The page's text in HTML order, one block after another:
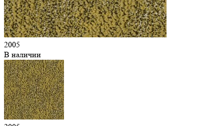
2005
В наличии